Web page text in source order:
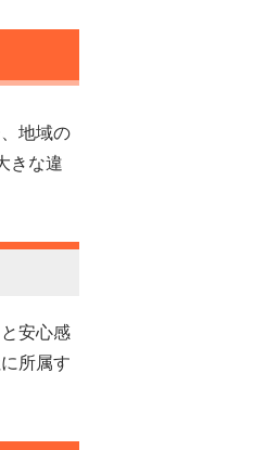
地域の
きな違
安心感
所属す